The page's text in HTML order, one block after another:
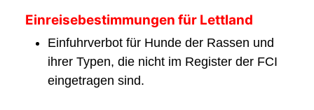
Einreisebestimmungen für Lettland
Einfuhrverbot für Hunde der Rassen und
ihrer Typen, die nicht im Register der FCI
eingetragen sind.